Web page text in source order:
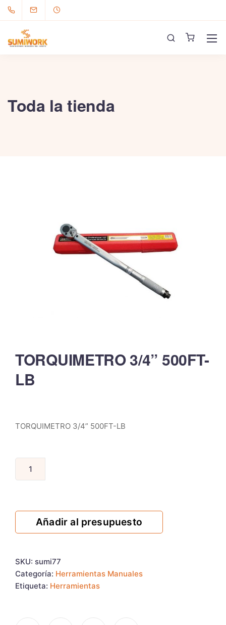
Toda la tienda
TORQUIMETRO 3/4” 500FT-
LB
TORQUIMETRO 3/4” 500FT-LB
Añadir al presupuesto
SKU: sumi77
Categoría: Herramientas Manuales
Etiqueta: Herramientas